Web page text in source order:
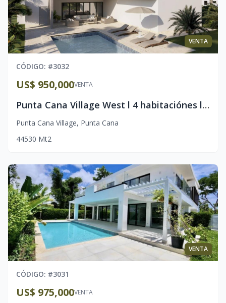
VENTA
CÓDIGO: #3032
VENTA
US$ 950,000
Punta Cana Village West l 4 habitaciónes l Entrega 2027
Punta Cana Village, Punta Cana
44530 Mt2
VENTA
CÓDIGO: #3031
VENTA
US$ 975,000